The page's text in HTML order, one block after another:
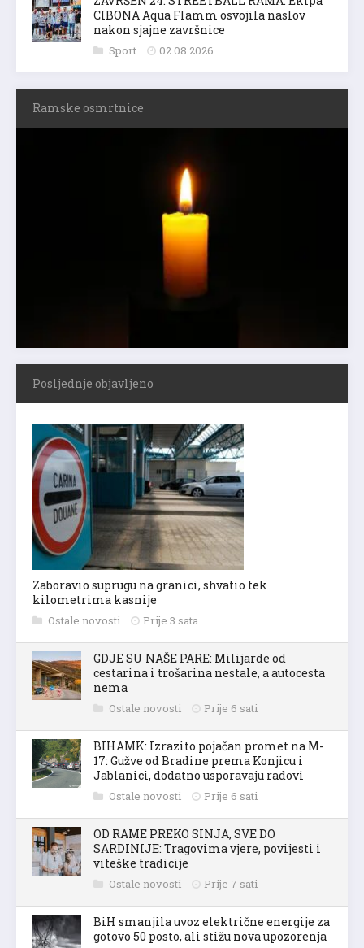
CIBONA Aqua Flamm osvojila naslov
nakon sjajne završnice
Sport 02.08.2026.
Ramske osmrtnice
Posljednje objavljeno
Zaboravio suprugu na granici, shvatio tek
kilometrima kasnije
Ostale novosti Prije 3 sata
GDJE SU NAŠE PARE: Milijarde od
cestarina i trošarina nestale, a autocesta
nema
Ostale novosti Prije 6 sati
BIHAMK: Izrazito pojačan promet na M-
17: Gužve od Bradine prema Konjicu i
Jablanici, dodatno usporavaju radovi
Ostale novosti Prije 6 sati
OD RAME PREKO SINJA, SVE DO
SARDINIJE: Tragovima vjere, povijesti i
viteške tradicije
Ostale novosti Prije 7 sati
BiH smanjila uvoz električne energije za
gotovo 50 posto, ali stižu nova upozorenja